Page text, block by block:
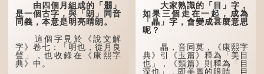
由四個月組成的「朤」
是一個古字，與「朗」同音
同義，本意是明亮晴朗。
這個字見於《說文解
字》卷七：「明也，從月良
聲」，也收錄在《康熙字
典》中。
大家熟識的「目」字，
如果三個走在一起，成為
「瞐」字，會變成甚麼意思
呢？
瞐，音同莫，《康熙字
典》引《玉篇》釋為「美目
也」，《類篇》則釋為「目
深也」，即美麗的眼睛、目